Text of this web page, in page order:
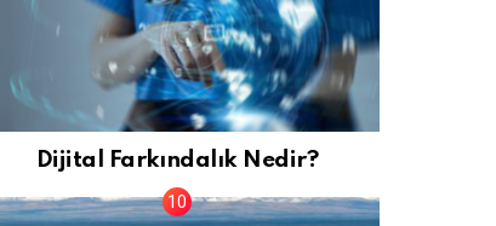
Dijital Farkındalık Nedir?